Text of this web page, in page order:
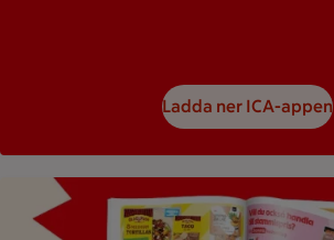
Ladda ner ICA-appen
Bild på ett reklamblad